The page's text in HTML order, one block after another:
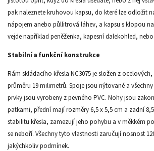
pak naleznete kruhovou kapsu, do které lze odložit
nápojem anebo půllitrová láhev, a kapsu s klopou
vejde například peněženka, kapesní dalekohled,
Stabilní a funkční konstrukce
Rám skládacího křesla NC3075 je složen z
průměru 19 milimetrů. Spoje jsou nýtované a
prvky jsou vyrobeny z pevného PVC. Nohy jsou
patkami, přední mají rozměry 6,5 x 5,5 cm a zadní
stabilitu křesla, zamezují jeho pohybu a v měkkém
se neboří. Všechny tyto vlastnosti zaručují nosnost
jakýchkoliv podmínek.